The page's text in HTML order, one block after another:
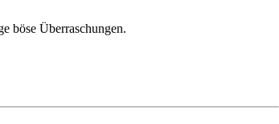
böse Überraschungen.